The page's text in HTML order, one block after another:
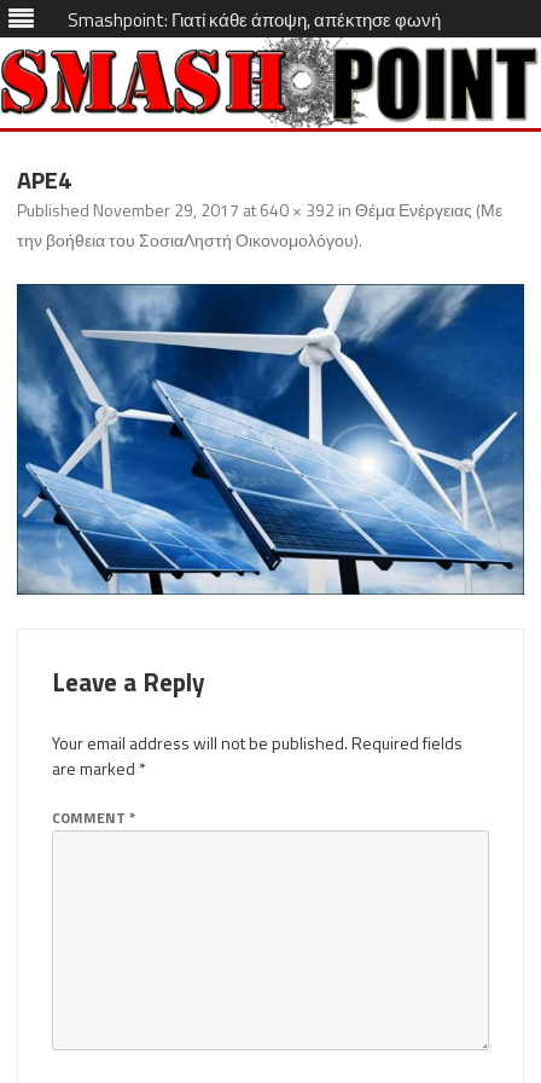
Smashpoint: Γιατί κάθε άποψη, απέκτησε φωνή
Skip
APE4
Published November 29, 2017 at640 × 392 inΘέμα Ενέργειας (Με
την βοήθεια του ΣοσιαΛηστή Οικονομολόγου).
Leave a Reply
Your email address will not be published.Required fields
are marked *
COMMENT *